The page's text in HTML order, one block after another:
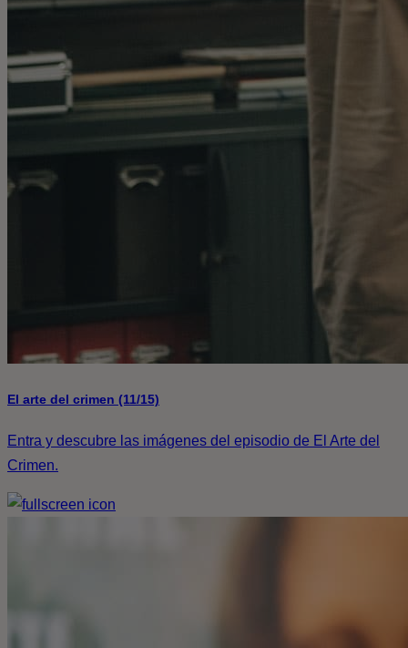
El arte del crimen (11/15)
Entra y descubre las imágenes del episodio de El Arte del
Crimen.